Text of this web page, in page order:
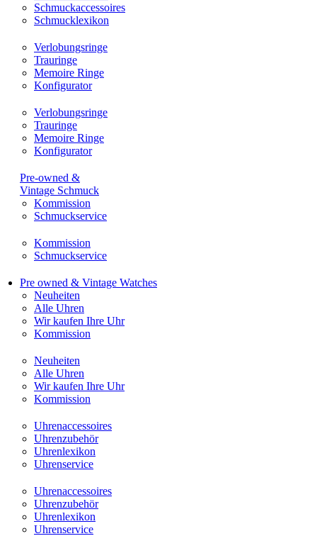
Schmuckaccessoires
Schmucklexikon
Verlobungsringe
Trauringe
Memoire Ringe
Konfigurator
Verlobungsringe
Trauringe
Memoire Ringe
Konfigurator
Pre-owned &
Vintage Schmuck
Kommission
Schmuckservice
Kommission
Schmuckservice
Pre owned & Vintage Watches
Neuheiten
Alle Uhren
Wir kaufen Ihre Uhr
Kommission
Neuheiten
Alle Uhren
Wir kaufen Ihre Uhr
Kommission
Uhrenaccessoires
Uhrenzubehör
Uhrenlexikon
Uhrenservice
Uhrenaccessoires
Uhrenzubehör
Uhrenlexikon
Uhrenservice